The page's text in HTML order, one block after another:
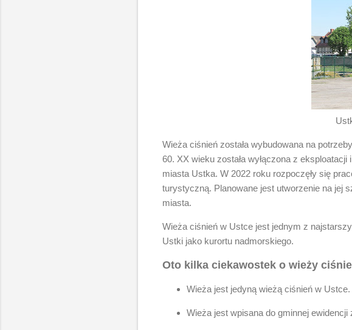
Wieża ciśnień została wybudowana na
60. XX wieku została wyłączona z
miasta Ustka. W 2022 roku rozpoczęły się
turystyczną. Planowane jest utworzenie na jej
miasta.
Wieża ciśnień w Ustce jest jednym z
Ustki jako kurortu nadmorskiego.
Oto kilka ciekawostek o wieży
Wieża jest jedyną wieżą ciśnień w Ustce.
Wieża jest wpisana do gminnej ewidencji